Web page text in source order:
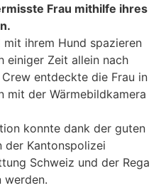
Frau mithilfe ihres
ihrem Hund spazieren
einiger Zeit allein nach
entdeckte die Frau in
mit der Wärmebildkamera
konnte dank der guten
der Kantonspolizei
Schweiz und der Rega
werden.